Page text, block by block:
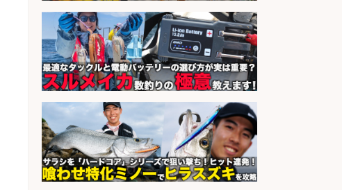
会社名 株式会社北辰水産
sponsored by 求人ボックス
さらに求人情報を見る